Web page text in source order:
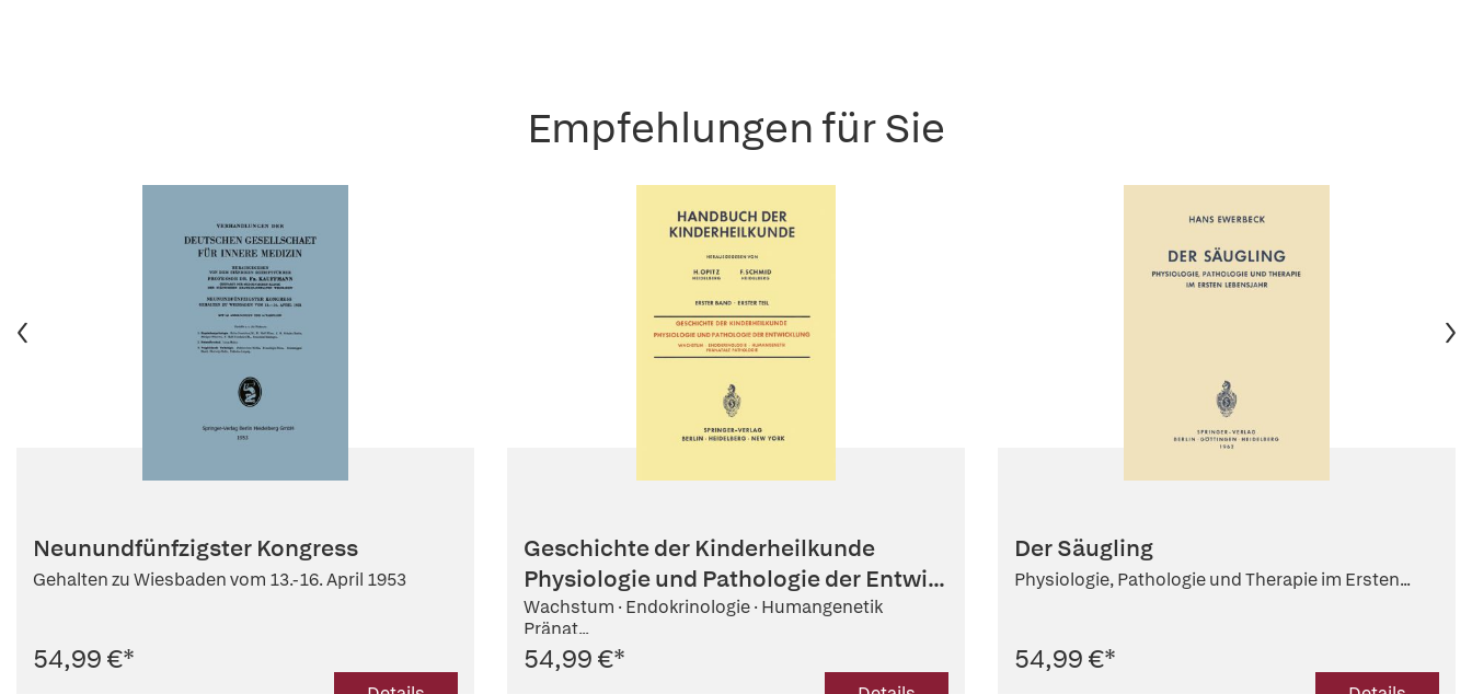
Empfehlungen für Sie
Neunundfünfzigster Kongress
Gehalten zu Wiesbaden vom 13.-16. April 1953
54,99 €*
Geschichte der Kinderheilkunde
Physiologie und Pathologie der Entwi...
Wachstum · Endokrinologie · Humangenetik
Pränat...
54,99 €*
Der Säugling
Physiologie, Pathologie und Therapie im Ersten...
54,99 €*